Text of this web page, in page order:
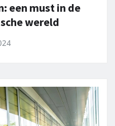
een must in de
wereld